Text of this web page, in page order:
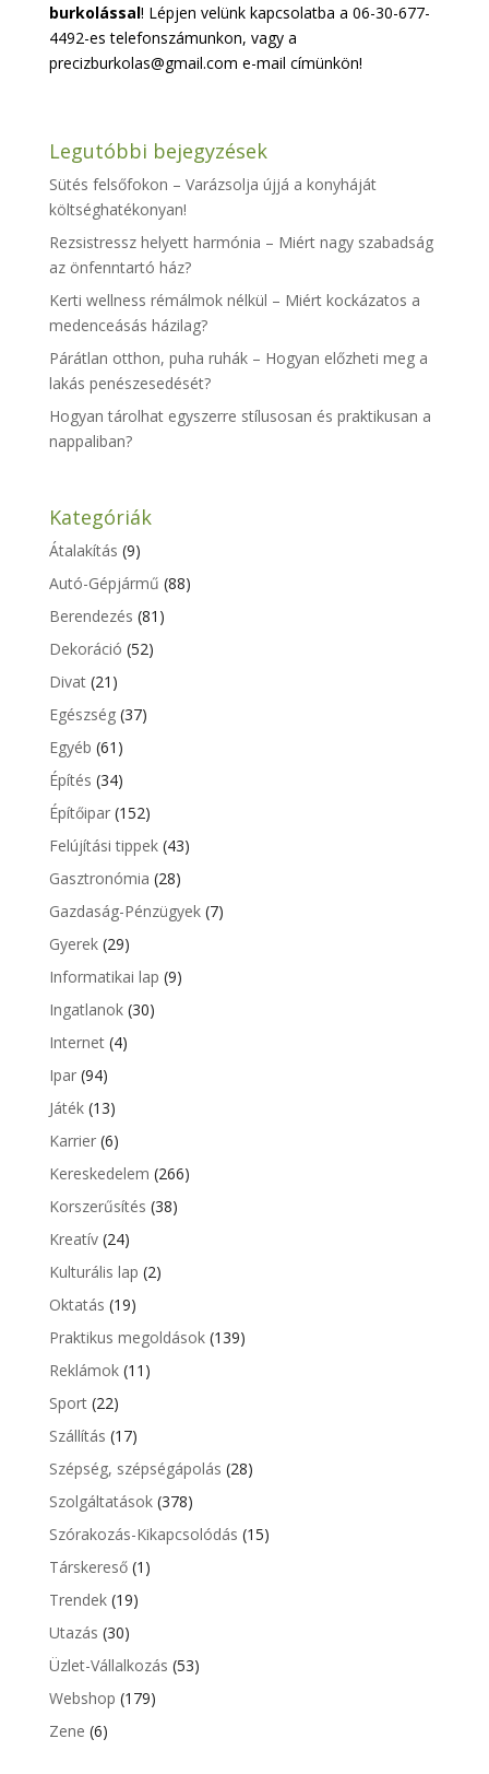
burkolással! Lépjen velünk kapcsolatba a 06-30-677-
4492-es telefonszámunkon, vagy a
precizburkolas@gmail.com e-mail címünkön!
Legutóbbi bejegyzések
Sütés felsőfokon – Varázsolja újjá a konyháját
költséghatékonyan!
Rezsistressz helyett harmónia – Miért nagy szabadság
az önfenntartó ház?
Kerti wellness rémálmok nélkül – Miért kockázatos a
medenceásás házilag?
Párátlan otthon, puha ruhák – Hogyan előzheti meg a
lakás penészesedését?
Hogyan tárolhat egyszerre stílusosan és praktikusan a
nappaliban?
Kategóriák
Átalakítás (9)
Autó-Gépjármű (88)
Berendezés (81)
Dekoráció (52)
Divat(21)
Egészség(37)
Egyéb (61)
Építés (34)
Építőipar(152)
Felújítási tippek(43)
Gasztronómia (28)
Gazdaság-Pénzügyek(7)
Gyerek(29)
Informatikai lap (9)
Ingatlanok(30)
Internet(4)
Ipar(94)
Játék(13)
Karrier(6)
Kereskedelem (266)
Korszerűsítés (38)
Kreatív(24)
Kulturális lap (2)
Oktatás (19)
Praktikus megoldások(139)
Reklámok(11)
Sport(22)
Szállítás (17)
Szépség, szépségápolás (28)
Szolgáltatások(378)
Szórakozás-Kikapcsolódás (15)
Társkereső(1)
Trendek(19)
Utazás (30)
Üzlet-Vállalkozás (53)
Webshop (179)
Zene (6)